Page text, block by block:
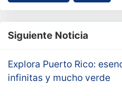
Siguiente Noticia
Explora Puerto Rico:
infinitas y mucho verde